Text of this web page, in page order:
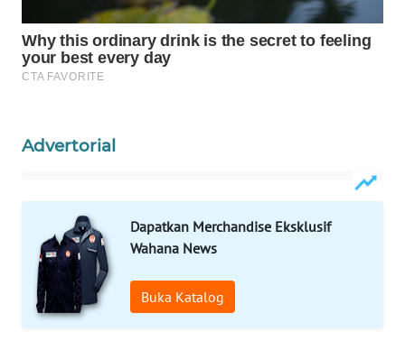
Advertorial
Dapatkan Merchandise Eksklusif
Wahana News
Buka Katalog
WAHANA
PERSONA
OTOMOTIF
WAHANA
HEALTH
WAHANA
DESA
WISATA